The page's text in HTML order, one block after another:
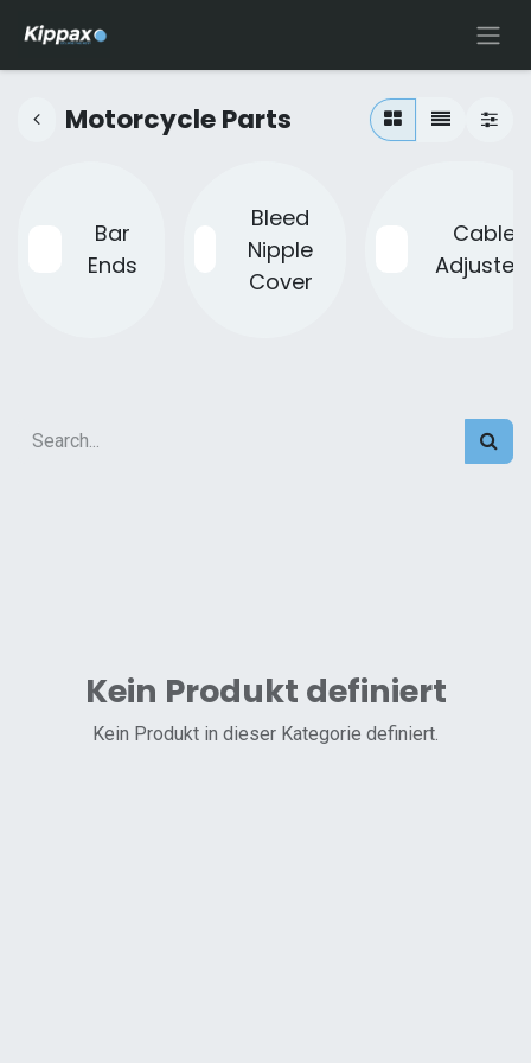
Motorcycle Parts
Bar
Ends
Bleed
Nipple
Cover
Cable
Kein Produkt definiert
Kein Produkt in dieser Kategorie definiert.